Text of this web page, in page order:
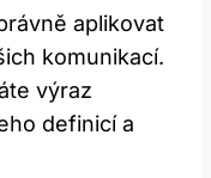
aplikovat
komunikací.
výraz
definicí a